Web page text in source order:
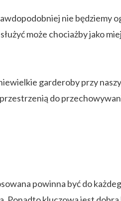
nie będziemy
może chociażby jako
garderoby przy
do
powinna być do